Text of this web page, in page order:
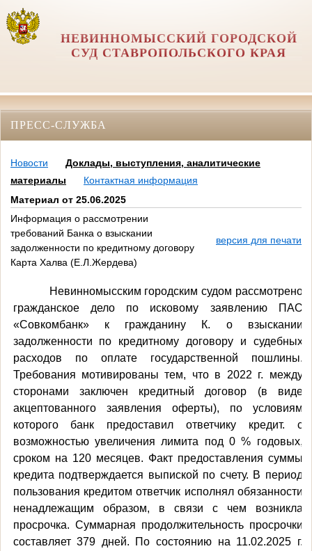
НЕВИННОМЫССКИЙ ГОРОДСКОЙ
СУД СТАВРОПОЛЬСКОГО КРАЯ
ПРЕСС-СЛУЖБА
Новости
Доклады, выступления, аналитические
материалы
Контактная информация
Материал от 25.06.2025
Информация о рассмотрении
требований Банка о взыскании
задолженности по кредитному договору
Карта Халва (Е.Л.Жердева)
версия для печати
Невинномысским городским судом рассмотрено
гражданское дело по исковому заявлению ПАО
«Совкомбанк» к гражданину К. о взыскании
задолженности по кредитному договору и судебных
расходов по оплате государственной пошлины.
Требования мотивированы тем, что в 2022 г. между
сторонами заключен кредитный договор (в виде
акцептованного заявления оферты), по условиям
которого банк предоставил ответчику кредит. с
возможностью увеличения лимита под 0 % годовых,
сроком на 120 месяцев. Факт предоставления суммы
кредита подтверждается выпиской по счету. В период
пользования кредитом ответчик исполнял обязанности
ненадлежащим образом, в связи с чем возникла
просрочка. Суммарная продолжительность просрочки
составляет 379 дней. По состоянию на 11.02.2025 г.